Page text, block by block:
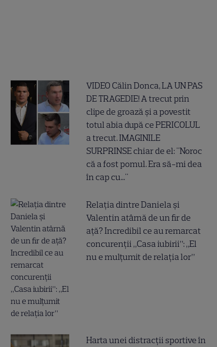
VIDEO Călin Donca, LA UN PAS
DE TRAGEDIE! A trecut prin
clipe de groază și a povestit
totul abia după ce PERICOLUL
a trecut. IMAGINILE
SURPRINSE chiar de el: "Noroc
că a fost pomul. Era să-mi dea
în cap cu..."
Relația dintre Daniela și
Valentin atârnă de un fir de
ață? Incredibil ce au remarcat
concurenții „Casa iubirii”: „El
nu e mulțumit de relația lor”
Harta unei distracții sportive în